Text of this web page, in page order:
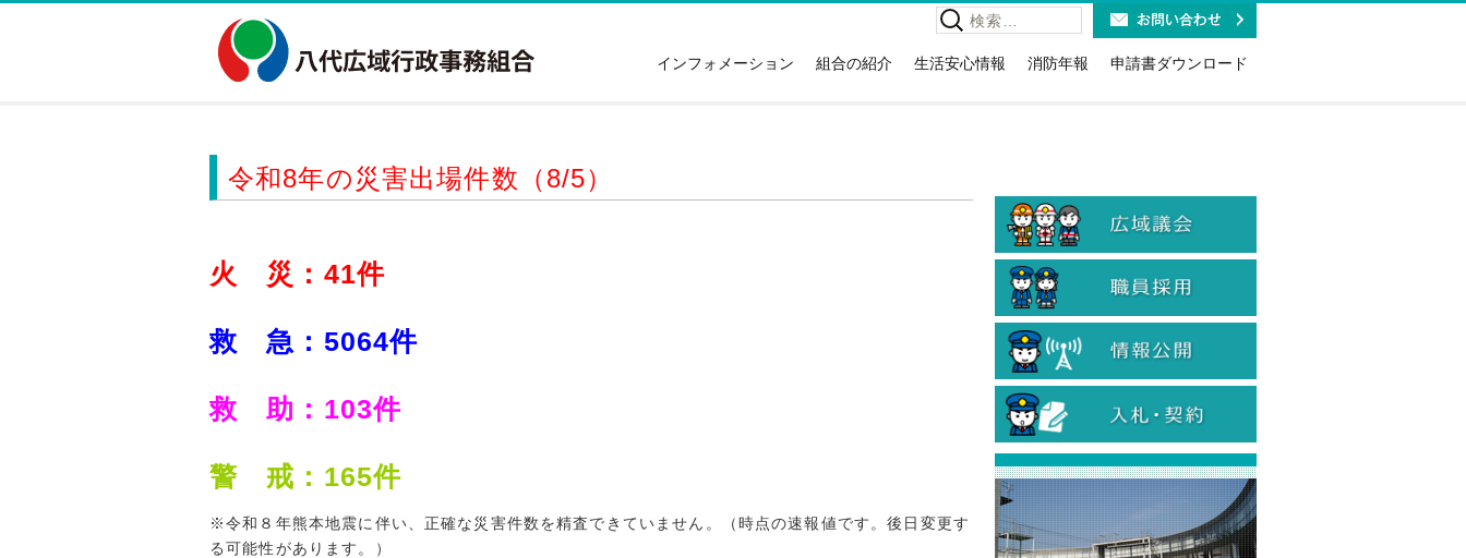
インフォメーション 組合の紹介 生活安心情報
関するお知らせ
NET119緊急通報システム
消火器のリサイクル
住宅用火災警報器の設置・交換
ホテル・旅館等に対する表示制度
ガソリン等の適切な取扱について
違反対象物の公表制度
訪日外国人のための救急車利用ガイ
消防年報 申請書ダウンロード
危険物関係（法・条例・石油コンビ
計画・訓練・資格確認証交付等）
情報公開・個人情報関係
入札に関する各種様式
入札参加資格関係
煙火消費関係
患者等搬送事業者関係
検
索:
令和8年の災害出場件数（8/5）
火 災：41件
救 急：5064件
救 助：103件
警 戒：165件
※令和８年熊本地震に伴い、正確な災害件数を精査できていません。（時点の速報値です。後日変更す
る可能性があります。）